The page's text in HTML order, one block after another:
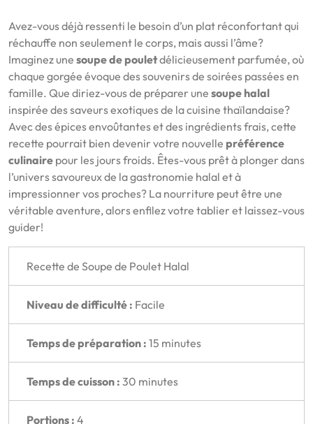
Avez-vous déjà ressenti le besoin d’un plat réconfortant qui
réchauffe non seulement le corps, mais aussi l’âme?
Imaginez une soupe de pouletdélicieusement parfumée, où
chaque gorgée évoque des souvenirs de soirées passées en
famille. Que diriez-vous de préparer une soupe halal
inspirée des saveurs exotiques de la cuisine thaïlandaise?
Avec des épices envoûtantes et des ingrédients frais, cette
recette pourrait bien devenir votre nouvelle préférence
culinaire pour les jours froids. Êtes-vous prêt à plonger dans
l’univers savoureux de la gastronomie halal et à
impressionner vos proches? La nourriture peut être une
véritable aventure, alors enfilez votre tablier et laissez-vous
guider!
Recette de Soupe de Poulet Halal
Niveau de difficulté : Facile
Temps de préparation : 15 minutes
Temps de cuisson : 30 minutes
Portions : 4